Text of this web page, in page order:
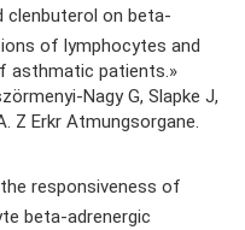
on beta-
of lymphocytes and
asthmatic patients.»
Nagy G, Slapke J,
Z Erkr Atmungsorgane.
responsiveness of
beta-adrenergic